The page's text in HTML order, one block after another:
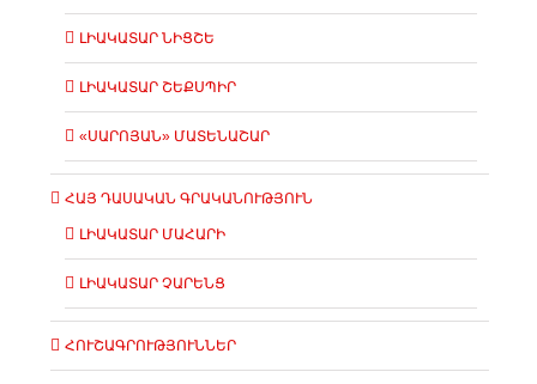
ԼԻԱԿԱՏԱՐ ՆԻՑՇԵ
ԼԻԱԿԱՏԱՐ ՇԵՔՍՊԻՐ
«ՍԱՐՈՅԱՆ» ՄԱՏԵՆԱՇԱՐ
ՀԱՅ ԴԱՍԱԿԱՆ ԳՐԱԿԱՆՈՒԹՅՈՒՆ
ԼԻԱԿԱՏԱՐ ՄԱՀԱՐԻ
ԼԻԱԿԱՏԱՐ ՉԱՐԵՆՑ
ՀՈՒՇԱԳՐՈՒԹՅՈՒՆՆԵՐ